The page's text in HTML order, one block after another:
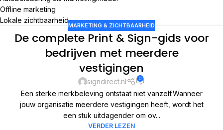
Offline marketing
Lokale zichtbaarheid
MARKETING & ZICHTBAARHEID
De complete Print & Sign-gids voor
bedrijven met meerdere
vestigingen
signdirect.nl 0
Een sterke merkbeleving ontstaat niet vanzelf.Wanneer
jouw organisatie meerdere vestigingen heeft, wordt het
een stuk uitdagender om ov...
VERDER LEZEN